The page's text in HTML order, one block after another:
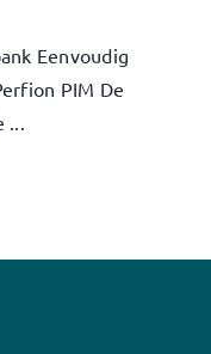
Eenvoudig
PIM De